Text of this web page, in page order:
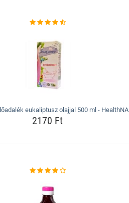
eukaliptusz olajjal 500 ml - HealthNA
2170 Ft